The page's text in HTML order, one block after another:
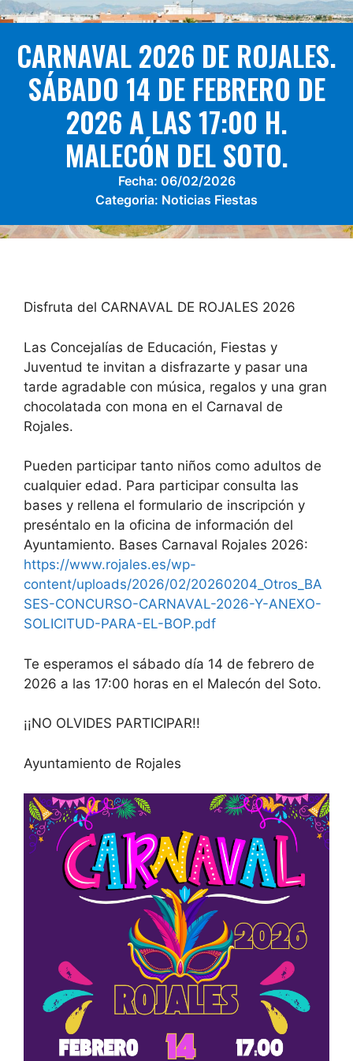
CARNAVAL 2026 DE ROJALES.
SÁBADO 14 DE FEBRERO DE
2026 A LAS 17:00 H.
MALECÓN DEL SOTO.
Fecha:06/02/2026
Categoria:Noticias Fiestas
Las Concejalías de Educación, Fiestas y
tarde agradable con música, regalos y una gran
chocolatada con mona en el Carnaval de
Rojales.
Pueden participar tanto niños como adultos de
bases y rellena el formulario de inscripción y
preséntalo en la oficina de información del
Ayuntamiento. Bases Carnaval Rojales 2026:
https://www.rojales.es/wp-
content/uploads/2026/02/20260204_Otros_BA
SES-CONCURSO-CARNAVAL-2026-Y-ANEXO-
SOLICITUD-PARA-EL-BOP.pdf
Te esperamos el sábado día 14 de febrero de
¡¡NO OLVIDES PARTICIPAR!!
Ayuntamiento de Rojales